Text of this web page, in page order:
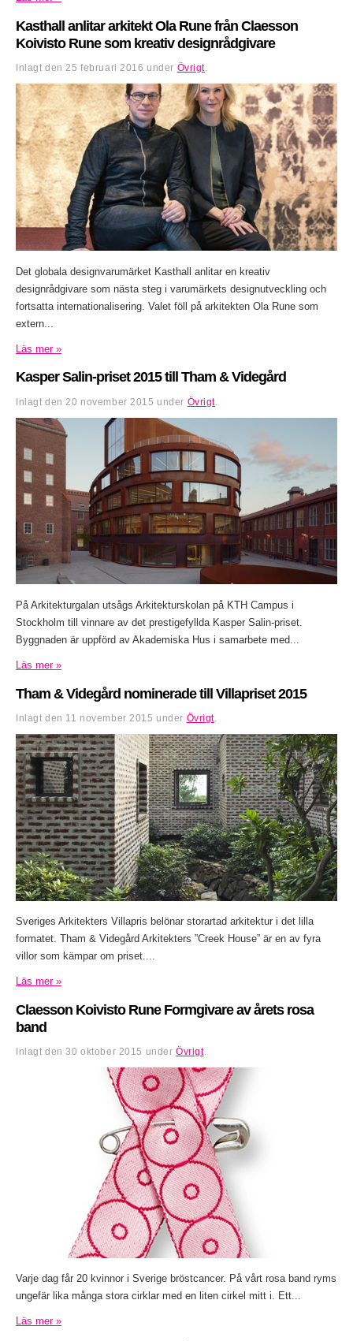
Kasthall anlitar arkitekt Ola Rune från Claesson
Koivisto Rune som kreativ designrådgivare
Inlagt den 25 februari 2016 under Övrigt
Det globala designvarumärket Kasthall anlitar en kreativ
designrådgivare som nästa steg i varumärkets designutveckling och
fortsatta internationalisering. Valet föll på arkitekten Ola Rune som
extern...
Läs mer »
Kasper Salin-priset 2015 till Tham & Videgård
Inlagt den 20 november 2015 under Övrigt
På Arkitekturgalan utsågs Arkitekturskolan på KTH Campus i
Stockholm till vinnare av det prestigefyllda Kasper Salin-priset.
Byggnaden är uppförd av Akademiska Hus i samarbete med...
Läs mer »
Tham & Videgård nominerade till Villapriset 2015
Inlagt den 11 november 2015 under Övrigt
Sveriges Arkitekters Villapris belönar storartad arkitektur i det lilla
formatet. Tham & Videgård Arkitekters ”Creek House” är en av fyra
villor som kämpar om priset....
Läs mer »
Claesson Koivisto Rune Formgivare av årets rosa
band
Inlagt den30 oktober 2015 underÖvrigt.
Varje dag får 20 kvinnor i Sverige bröstcancer. På vårt rosa band ryms
ungefär lika många stora cirklar med en liten cirkel mitt i. Ett...
Läs mer »